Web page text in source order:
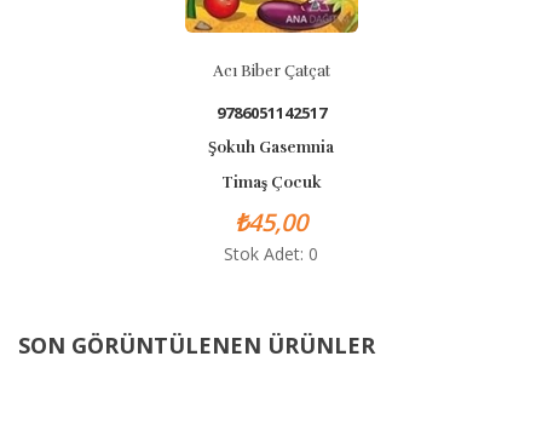
Acı Biber Çatçat
9786051142517
Şokuh Gasemnia
Timaş Çocuk
₺45,00
Stok Adet: 0
SON GÖRÜNTÜLENEN ÜRÜNLER